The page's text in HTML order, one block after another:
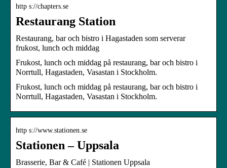
http s://chapters.se
Restaurang Station
Restaurang, bar och bistro i Hagastaden som serverar
frukost, lunch och middag
Frukost, lunch och middag på restaurang, bar och bistro i
Norrtull, Hagastaden, Vasastan i Stockholm.
Frukost, lunch och middag på restaurang, bar och bistro i
Norrtull, Hagastaden, Vasastan i Stockholm.
http s://www.stationen.se
Stationen – Uppsala
Brasserie, Bar & Café | Stationen Uppsala